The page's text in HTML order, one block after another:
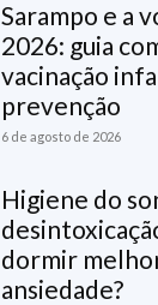
Sarampo e a
2026: guia
vacinação
prevenção
6 de agosto de 2026
Higiene do
dormir
ansiedade?